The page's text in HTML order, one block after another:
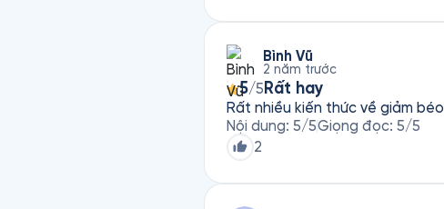
Bình Vũ
2 năm trước
5/5 Rất hay
Rất nhiều kiến thức về giảm béo
Nội dung: 5/5Giọng đọc: 5/5
2